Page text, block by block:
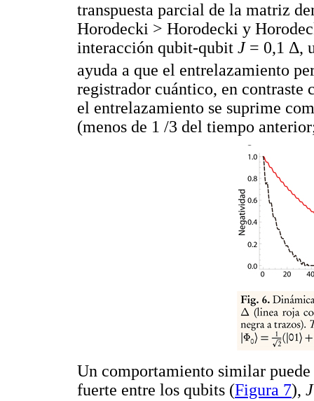
transpuesta parcial de la matriz
Horodecki > Horodecki y
interacción qubit-qubit J = 0,1 Δ,
ayuda a que el entrelazamiento
registrador cuántico, en contraste
el entrelazamiento se suprime
(menos de 1 /3 del tiempo
Un comportamiento similar
fuerte entre los qubits (Figura 7),